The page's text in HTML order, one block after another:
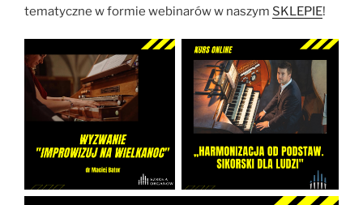
tematyczne w formie webinarów w naszym SKLEPIE!